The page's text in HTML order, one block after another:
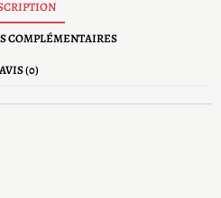
COMPLÉMENTAIRES
AVIS (0)